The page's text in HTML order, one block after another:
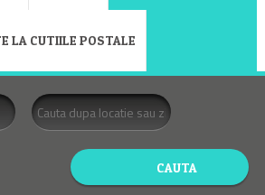
LA CUTIILE POSTALE